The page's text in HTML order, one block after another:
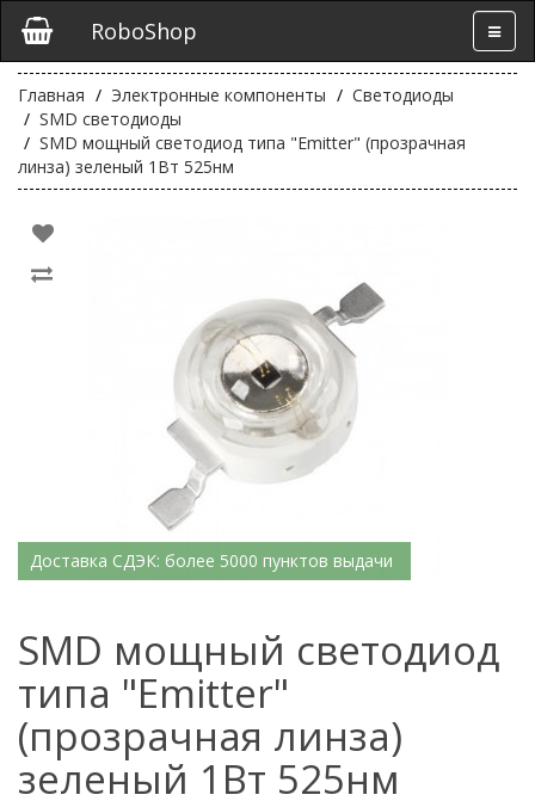
RoboShop
Главная Электронные компоненты
Светодиоды
SMD светодиоды
SMD мощный светодиод типа "Emitter" (прозрачная
линза) зеленый 1Вт 525нм
Доставка СДЭК: более 5000 пунктов выдачи
SMD мощный светодиод
типа "Emitter"
(прозрачная линза)
зеленый 1Вт 525нм